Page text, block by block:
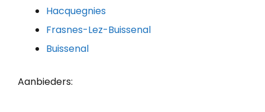
Hacquegnies
Frasnes-Lez-Buissenal
Buissenal
Aanbieders: